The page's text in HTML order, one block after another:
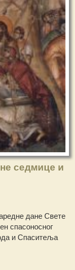
седмице и
дане Свете
спасоносног
и Спаситеља